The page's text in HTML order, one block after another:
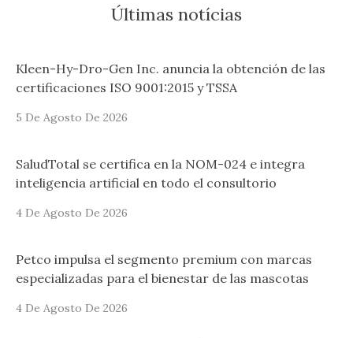
Últimas notícias
Kleen-Hy-Dro-Gen Inc. anuncia la obtención de las
certificaciones ISO 9001:2015 y TSSA
5 De Agosto De 2026
SaludTotal se certifica en la NOM-024 e integra
inteligencia artificial en todo el consultorio
4 De Agosto De 2026
Petco impulsa el segmento premium con marcas
especializadas para el bienestar de las mascotas
4 De Agosto De 2026